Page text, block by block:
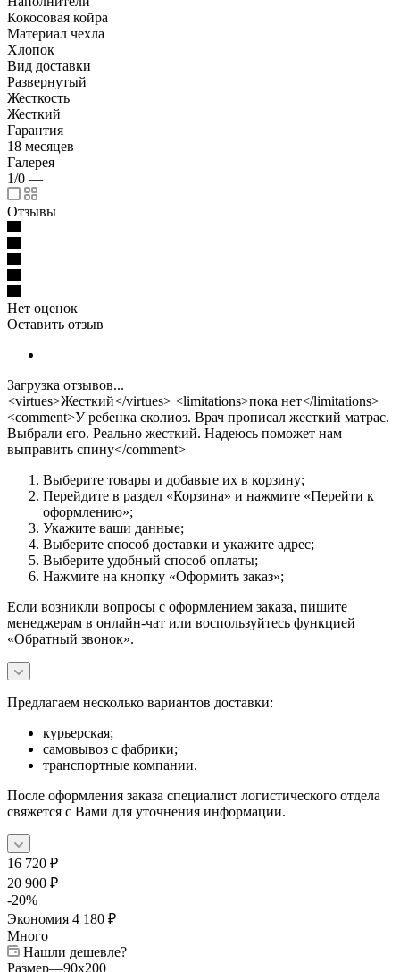
Кокосовая койра
Материал чехла
Хлопок
Вид доставки
Развернутый
Жесткость
Жесткий
Гарантия
18 месяцев
Галерея
1/0 —
Отзывы
Нет оценок
Оставить отзыв
Загрузка отзывов...
<virtues>Жесткий</virtues> <limitations>пока нет</limitations>
<comment>У ребенка сколиоз. Врач прописал жесткий матрас.
Выбрали его. Реально жесткий. Надеюсь поможет нам
выправить спину</comment>
Выберите товары и добавьте их в корзину;
Перейдите в раздел «Корзина» и нажмите «Перейти к
оформлению»;
Укажите ваши данные;
Выберите способ доставки и укажите адрес;
Выберите удобный способ оплаты;
Нажмите на кнопку «Оформить заказ»;
Если возникли вопросы с оформлением заказа, пишите
менеджерам в онлайн-чат или воспользуйтесь функцией
«Обратный звонок».
Предлагаем несколько вариантов доставки:
курьерская;
самовывоз с фабрики;
транспортные компании.
После оформления заказа специалист логистического отдела
свяжется с Вами для уточнения информации.
16 720 ₽
20 900 ₽
-20%
Экономия 4 180 ₽
Много
Нашли дешевле?
Размер—90x200